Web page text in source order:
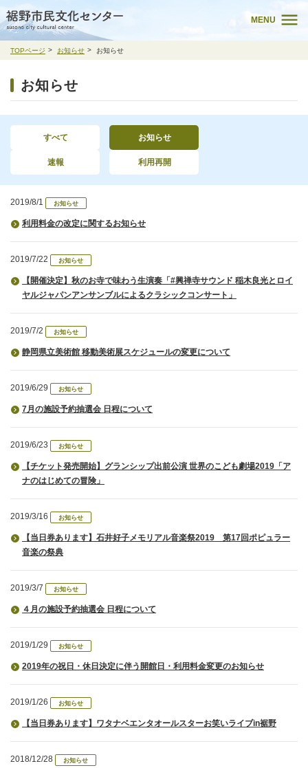
MENU
TOPページ お知らせ お知らせ
お知らせ
すべて お知らせ
速報 利用再開
2019/8/1 お知らせ
利用料金の改定に関するお知らせ
2019/7/22 お知らせ
【開催決定】秋のお寺で味わう生演奏「#興禅寺サウンド 稲木良光とロイ
ヤルジャパンアンサンブルによるクラシックコンサート」
2019/7/2 お知らせ
静岡県立美術館 移動美術展スケジュールの変更について
2019/6/29 お知らせ
7月の施設予約抽選会 日程について
2019/6/23 お知らせ
【チケット発売開始】グランシップ出前公演 世界のこども劇場2019「ア
ナのはじめての冒険」
2019/3/16 お知らせ
【当日券あります】石井好子メモリアル音楽祭2019 第17回ポピュラー
音楽の祭典
2019/3/7 お知らせ
４月の施設予約抽選会 日程について
2019/1/29 お知らせ
2019年の祝日・休日決定に伴う開館日・利用料金変更のお知らせ
2019/1/26 お知らせ
【当日券あります】ワタナベエンタオールスターお笑いライブin裾野
2018/12/28 お知らせ